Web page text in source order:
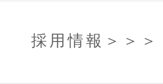
採用情報 ＞＞＞